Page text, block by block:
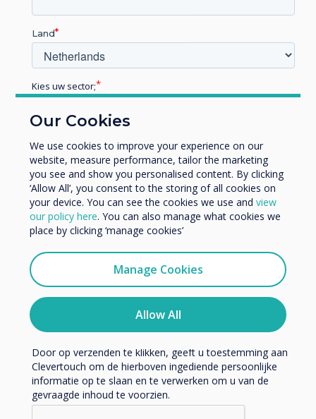
Blog | Enterprise
Clevertouch breidt zich uit naar
de olie- en gassector
Read more
Our Cookies
We use cookies to improve your experience on our
website, measure performance, tailor the marketing
you see and show you personalised content. By clicking
‘Allow All’, you consent to the storing of all cookies on
your device. You can see the cookies we use and view
our policy here. You can also manage what cookies we
place by clicking ‘manage cookies’
Manage Cookies
Allow All
Land
Kies uw sector;
Zakelijke dienstverlening
Bedrijfsnaam
We willen graag contact met u opnemen over onze
producten en diensten (via e-mail, telefoon of post).
Ik ga ermee akkoord om berichten te ontvangen
van Clevertouch.
U kunt op elk moment afmelden voor berichten. Bekijk
ons privacybeleid voor meer informatie over hoe je af te
melden, onze privacypraktijken en hoe we ons inzetten
om uw privacy te beschermen en respecteren.
Door op verzenden te klikken, geeft u toestemming aan
Clevertouch om de hierboven ingediende persoonlijke
informatie op te slaan en te verwerken om u van de
gevraagde inhoud te voorzien.